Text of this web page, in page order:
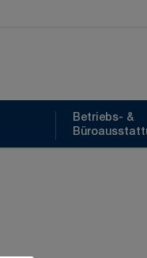
Betriebs- &